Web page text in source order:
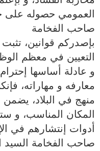
العمومي حصوله على
صاحب الفخامة
بإصدركم قوانين،
التعيين في معظم
و عادلة أساسها
معارفه و مهاراته،
منهج في البلاد،
المكان المناسب، و
أدوات إنتشارهم في
صاحب الفخامة السيد